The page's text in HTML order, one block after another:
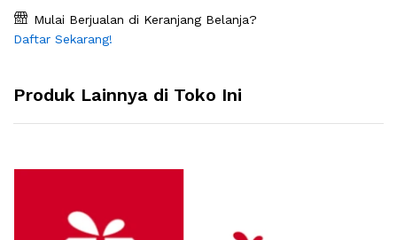
Mulai Berjualan di Keranjang Belanja?
Daftar Sekarang!
Produk Lainnya di Toko Ini